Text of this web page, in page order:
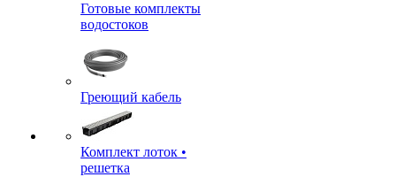
Готовые комплекты
водостоков
Греющий кабель
Комплект лоток •
решетка